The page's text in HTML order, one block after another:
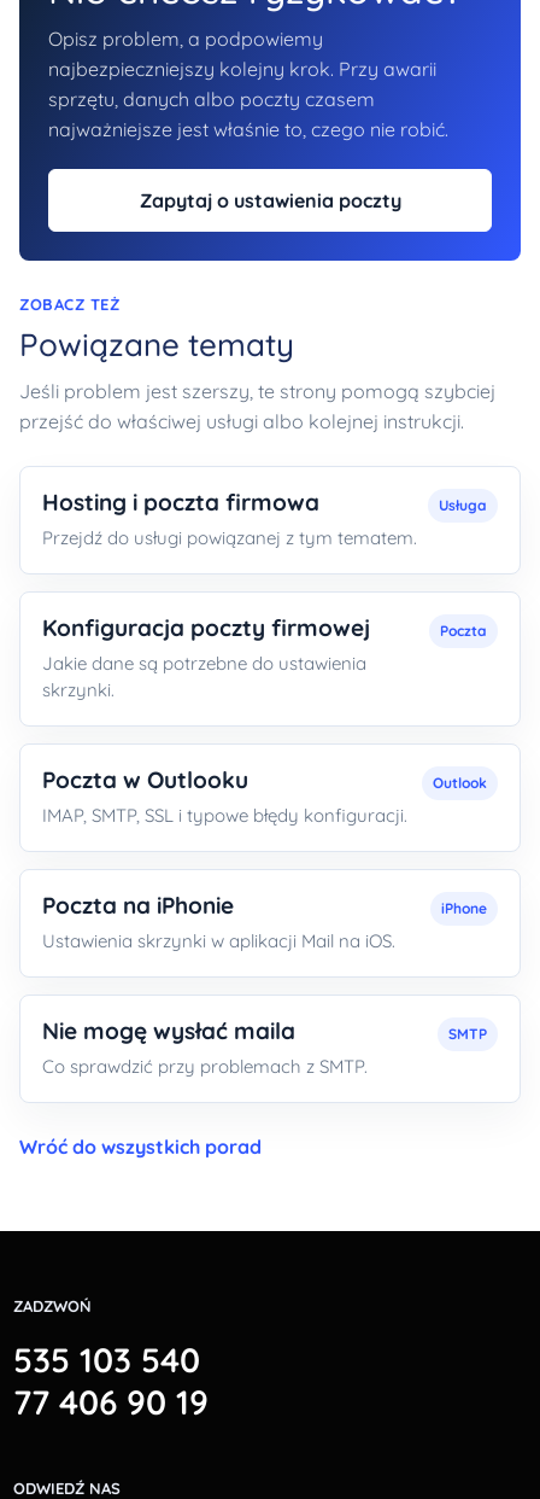
Opisz problem, a podpowiemy
najbezpieczniejszy kolejny krok. Przy awarii
sprzętu, danych albo poczty czasem
najważniejsze jest właśnie to, czego nie robić.
Zapytaj o ustawienia poczty
ZOBACZ TEŻ
Powiązane tematy
Jeśli problem jest szerszy, te strony pomogą szybciej
przejść do właściwej usługi albo kolejnej instrukcji.
Hosting i poczta firmowa
Przejdź do usługi powiązanej z tym tematem.
Usługa
Konfiguracja poczty firmowej
Jakie dane są potrzebne do ustawienia
skrzynki.
Poczta
Poczta w Outlooku
IMAP, SMTP, SSL i typowe błędy konfiguracji.
Outlook
Poczta na iPhonie
Ustawienia skrzynki w aplikacji Mail na iOS.
iPhone
Nie mogę wysłać maila
Co sprawdzić przy problemach z SMTP.
SMTP
Wróć do wszystkich porad
ZADZWOŃ
535 103 540
77 406 90 19
ODWIEDŹ NAS